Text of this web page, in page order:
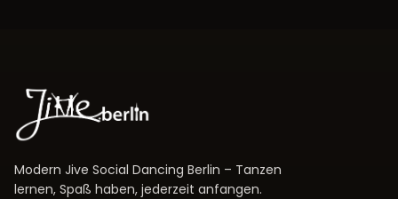
Modern Jive Social Dancing Berlin – Tanzen
lernen, Spaß haben, jederzeit anfangen.